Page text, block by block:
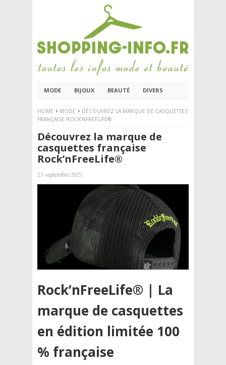
MODE BIJOUX BEAUTÉ DIVERS
HOME MODE
DÉCOUVREZ LA MARQUE DE CASQUETTES
FRANÇAISE ROCK’NFREELIFE®
Découvrez la marque de
casquettes française
Rock’nFreeLife®
23 septembre 2021
Rock’nFreeLife® | La
marque de casquettes
en édition limitée 100
% française